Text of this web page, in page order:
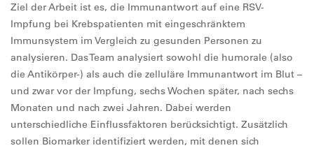
Ziel der Arbeit ist es, die Immunantwort auf eine RSV-
Impfung bei Krebspatienten mit eingeschränktem
Immunsystem im Vergleich zu gesunden Personen zu
analysieren. Das Team analysiert sowohl die humorale (also
die Antikörper-) als auch die zelluläre Immunantwort im Blut –
und zwar vor der Impfung, sechs Wochen später, nach sechs
Monaten und nach zwei Jahren. Dabei werden
unterschiedliche Einflussfaktoren berücksichtigt. Zusätzlich
sollen Biomarker identifiziert werden, mit denen sich